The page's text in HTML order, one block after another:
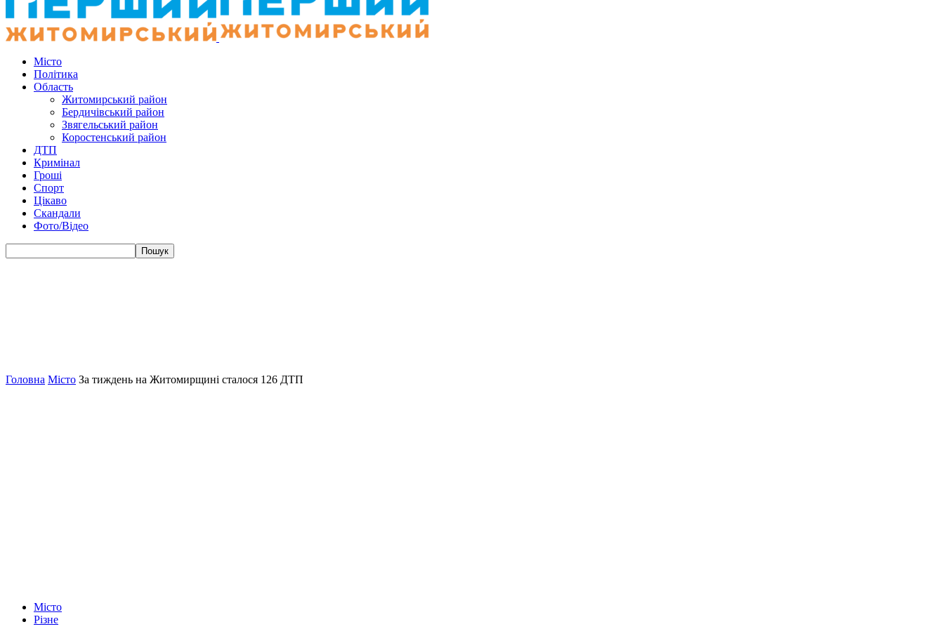
Місто
Політика
Область
Житомирський район
Бердичівський район
Звягельський район
Коростенський район
ДТП
Кримінал
Гроші
Спорт
Цікаво
Скандали
Фото/Відео
Головна Місто За тиждень на Житомирщині сталося 126 ДТП
Місто
Різне